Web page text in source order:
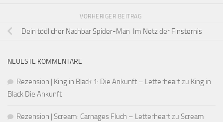
VORHERIGER BEITRAG
Dein tödlicher Nachbar Spider-Man Im Netz der Finsternis
NEUESTE KOMMENTARE
Rezension | King in Black 1: Die Ankunft – Letterheartzu King in
Black Die Ankunft
Rezension | Scream: Carnages Fluch – Letterheartzu Scream